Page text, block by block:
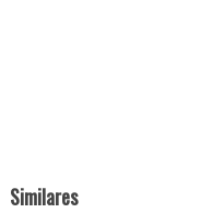
Similares